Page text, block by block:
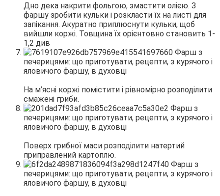
Дно дека накрити фольгою, змастити олією. З
фаршу зробити кульки і розкласти їх на листі для
запікання. Акуратно приплюснути кульки, щоб
вийшли коржі. Товщина їх орієнтовно становить 1-
1,2 див
На м’ясні коржі помістити і рівномірно розподілити
смажені гриби.
Поверх грибної маси розподілити натертий
приправлений картоплю.